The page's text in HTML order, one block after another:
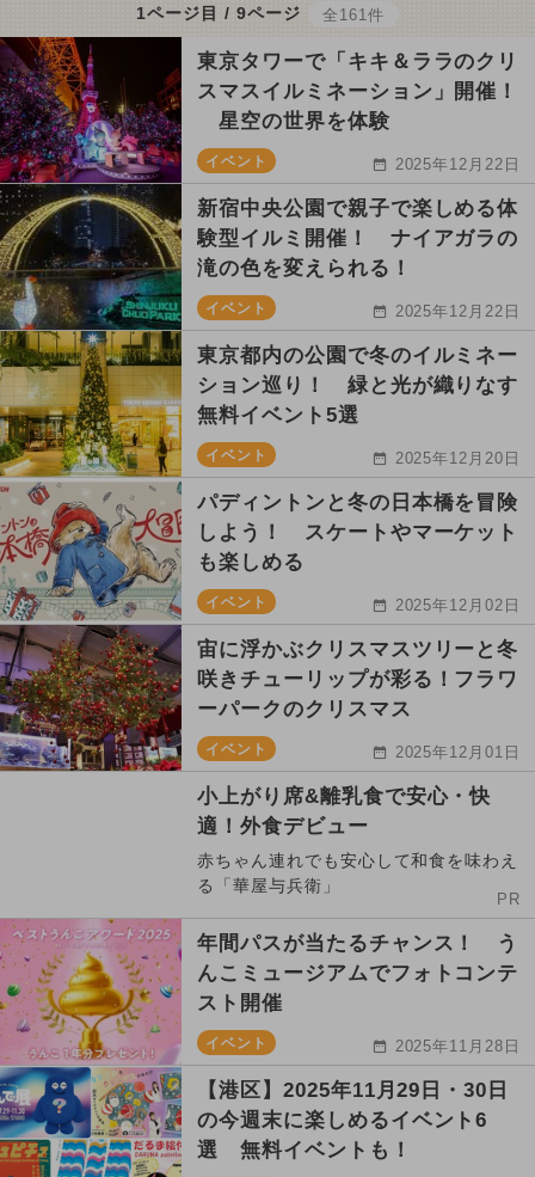
1ページ目 / 9ページ 全161件
東京タワーで「キキ＆ララのクリ
スマスイルミネーション」開催！
星空の世界を体験
イベント 2025年12月22日
新宿中央公園で親子で楽しめる体
験型イルミ開催！ ナイアガラの
滝の色を変えられる！
イベント 2025年12月22日
東京都内の公園で冬のイルミネー
ション巡り！ 緑と光が織りなす
無料イベント5選
イベント 2025年12月20日
パディントンと冬の日本橋を冒険
しよう！ スケートやマーケット
も楽しめる
イベント 2025年12月02日
宙に浮かぶクリスマスツリーと冬
咲きチューリップが彩る！フラワ
ーパークのクリスマス
イベント 2025年12月01日
小上がり席&離乳食で安心・快
適！外食デビュー
赤ちゃん連れでも安心して和食を味わえ
る「華屋与兵衛」
PR
年間パスが当たるチャンス！ う
んこミュージアムでフォトコンテ
スト開催
イベント 2025年11月28日
【港区】2025年11月29日・30日
の今週末に楽しめるイベント6
選 無料イベントも！